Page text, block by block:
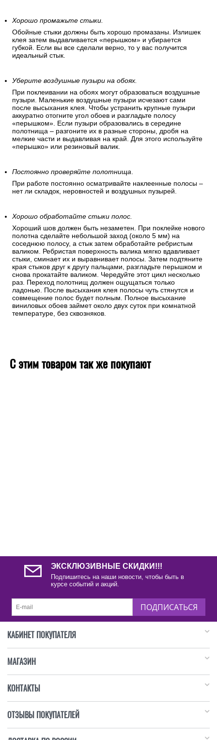
Хорошо промажьте стыки.
Обойные стыки должны быть хорошо промазаны. Излишек
клея затем выдавливается «перышком» и убирается
губкой. Если вы все сделали верно, то у вас получится
идеальный стык.
Уберите воздушные пузыри на обоях.
При поклеивании на обоях могут образоваться воздушные
пузыри. Маленькие воздушные пузыри исчезают сами
после высыхания клея. Чтобы устранить крупные пузыри
аккуратно отогните угол обоев и разгладьте полосу
«перышком». Если пузыри образовались в середине
полотнища – разгоните их в разные стороны, дробя на
мелкие части и выдавливая на край. Для этого используйте
«перышко» или резиновый валик.
Постоянно проверяйте полотнища.
При работе постоянно осматривайте наклеенные полосы –
нет ли складок, неровностей и воздушных пузырей.
Хорошо обработайте стыки полос.
Хороший шов должен быть незаметен. При поклейке нового
полотна сделайте небольшой заход (около 5 мм) на
соседнюю полосу, а стык затем обработайте ребристым
валиком. Ребристая поверхность валика мягко вдавливает
стыки, сминает их и выравнивает полосы. Затем подтяните
края стыков друг к другу пальцами, разгладьте перышком и
снова прокатайте валиком. Чередуйте этот цикл несколько
раз. Переход полотнищ должен ощущаться только
ладонью. После высыхания клея полосы чуть стянутся и
совмещение полос будет полным. Полное высыхание
виниловых обоев займет около двух суток при комнатной
температуре, без сквозняков.
С этим товаром так же покупают
ЭКСКЛЮЗИВНЫЕ СКИДКИ!!!
Подпишитесь на наши новости, чтобы быть в
курсе событий и акций.
ПОДПИСАТЬСЯ
КАБИНЕТ ПОКУПАТЕЛЯ
МАГАЗИН
КОНТАКТЫ
ОТЗЫВЫ ПОКУПАТЕЛЕЙ